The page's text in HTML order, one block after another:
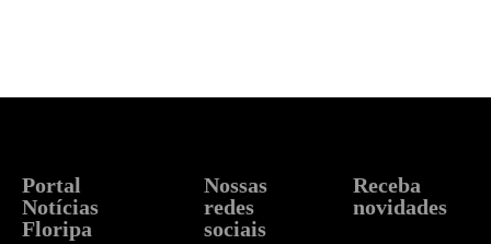
Portal
Notícias
Floripa
Nossas
redes
sociais
Receba
novidades